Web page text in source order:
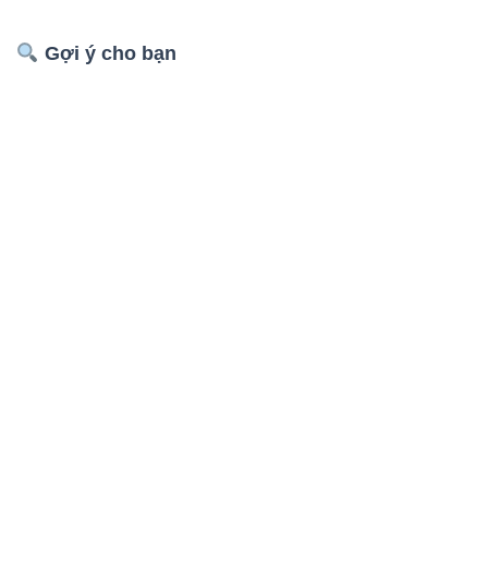
Gợi ý cho bạn